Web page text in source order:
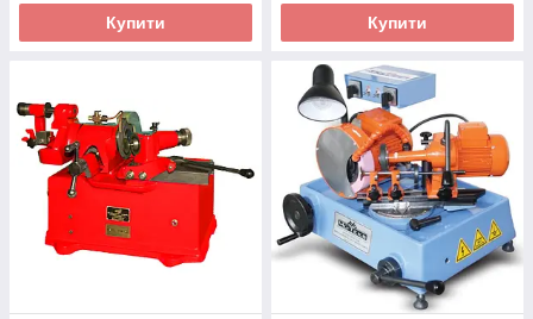
Очищення головки клапанів від нагару.
Перевірка герметичності поєднання клапанів з
сідлами
Обробка площини головки.
Складання головки циліндрів, включаючи
встановлення маслознімних ковпачків, складання
пружин з клапанами і т.д.
Відповідно до
зазначеної технології
до групиобладнання
Купити Купити